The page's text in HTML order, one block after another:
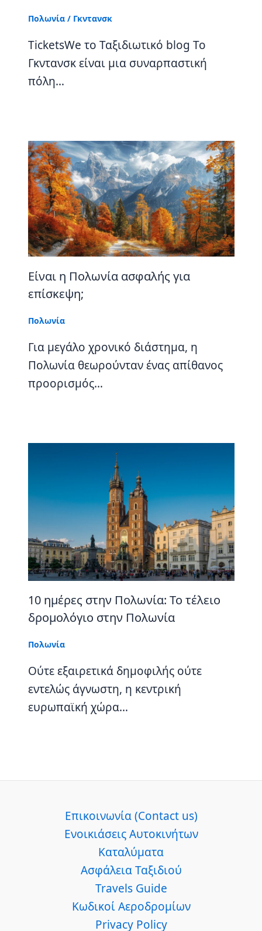
Πολωνία/ Γκντανσκ
TicketsWe το Ταξιδιωτικό blog Το
Γκντανσκ είναι μια συναρπαστική
πόλη…
Είναι η Πολωνία ασφαλής για
επίσκεψη;
Πολωνία
Για μεγάλο χρονικό διάστημα, η
Πολωνία θεωρούνταν ένας απίθανος
προορισμός…
10 ημέρες στην Πολωνία: Το τέλειο
δρομολόγιο στην Πολωνία
Πολωνία
Ούτε εξαιρετικά δημοφιλής ούτε
εντελώς άγνωστη, η κεντρική
ευρωπαϊκή χώρα…
Επικοινωνία (Contact us)
Ενοικιάσεις Αυτοκινήτων
Καταλύματα
Ασφάλεια Ταξιδιού
Travels Guide
Κωδικοί Αεροδρομίων
Privacy Policy